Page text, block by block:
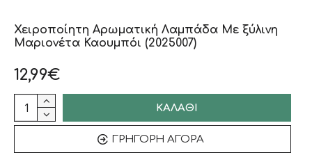
Χειροποίητη Αρωματική Λαμπάδα Με ξύλινη
Μαριονέτα Καουμπόι (2025007)
12,99€
ΚΑΛΆΘΙ
ΓΡΉΓΟΡΗ ΑΓΟΡΆ